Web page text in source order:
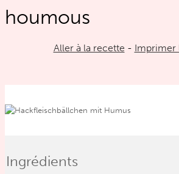
houmous
Aller à la recette - Imprimer
Ingrédients